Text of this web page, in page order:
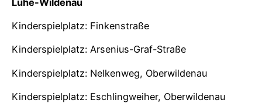
Kinderspielplatz: Finkenstraße
Kinderspielplatz: Arsenius-Graf-Straße
Kinderspielplatz: Nelkenweg, Oberwildenau
Kinderspielplatz: Eschlingweiher, Oberwildenau